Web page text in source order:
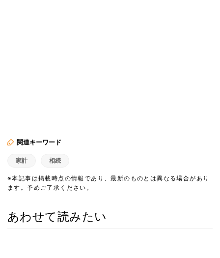
関連キーワード
家計 相続
※本記事は掲載時点の情報であり、最新のものとは異なる場合があり
ます。予めご了承ください。
あわせて読みたい